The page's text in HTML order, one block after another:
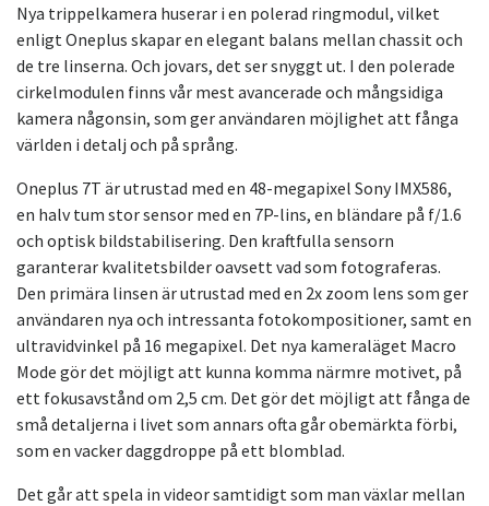
Nya trippelkamera huserar i en polerad ringmodul, vilket
enligt Oneplus skapar en elegant balans mellan chassit och
de tre linserna. Och jovars, det ser snyggt ut. I den polerade
cirkelmodulen finns vår mest avancerade och mångsidiga
kamera någonsin, som ger användaren möjlighet att fånga
världen i detalj och på språng.
Oneplus 7T är utrustad med en 48-megapixel Sony IMX586,
en halv tum stor sensor med en 7P-lins, en bländare på f/1.6
och optisk bildstabilisering. Den kraftfulla sensorn
garanterar kvalitetsbilder oavsett vad som fotograferas.
Den primära linsen är utrustad med en 2x zoom lens som ger
användaren nya och intressanta fotokompositioner, samt en
ultravidvinkel på 16 megapixel. Det nya kameraläget Macro
Mode gör det möjligt att kunna komma närmre motivet, på
ett fokusavstånd om 2,5 cm. Det gör det möjligt att fånga de
små detaljerna i livet som annars ofta går obemärkta förbi,
som en vacker daggdroppe på ett blomblad.
Det går att spela in videor samtidigt som man växlar mellan